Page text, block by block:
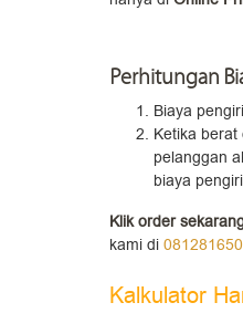
Perhitungan
Biaya
Ketika
pelanggan
biaya
Klik order
kami di
Kalkulator